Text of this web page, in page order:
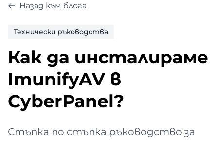
Назад към блога
Технически ръководства
Как да инсталираме
ImunifyAV в
CyberPanel?
Стъпка по стъпка ръководство за